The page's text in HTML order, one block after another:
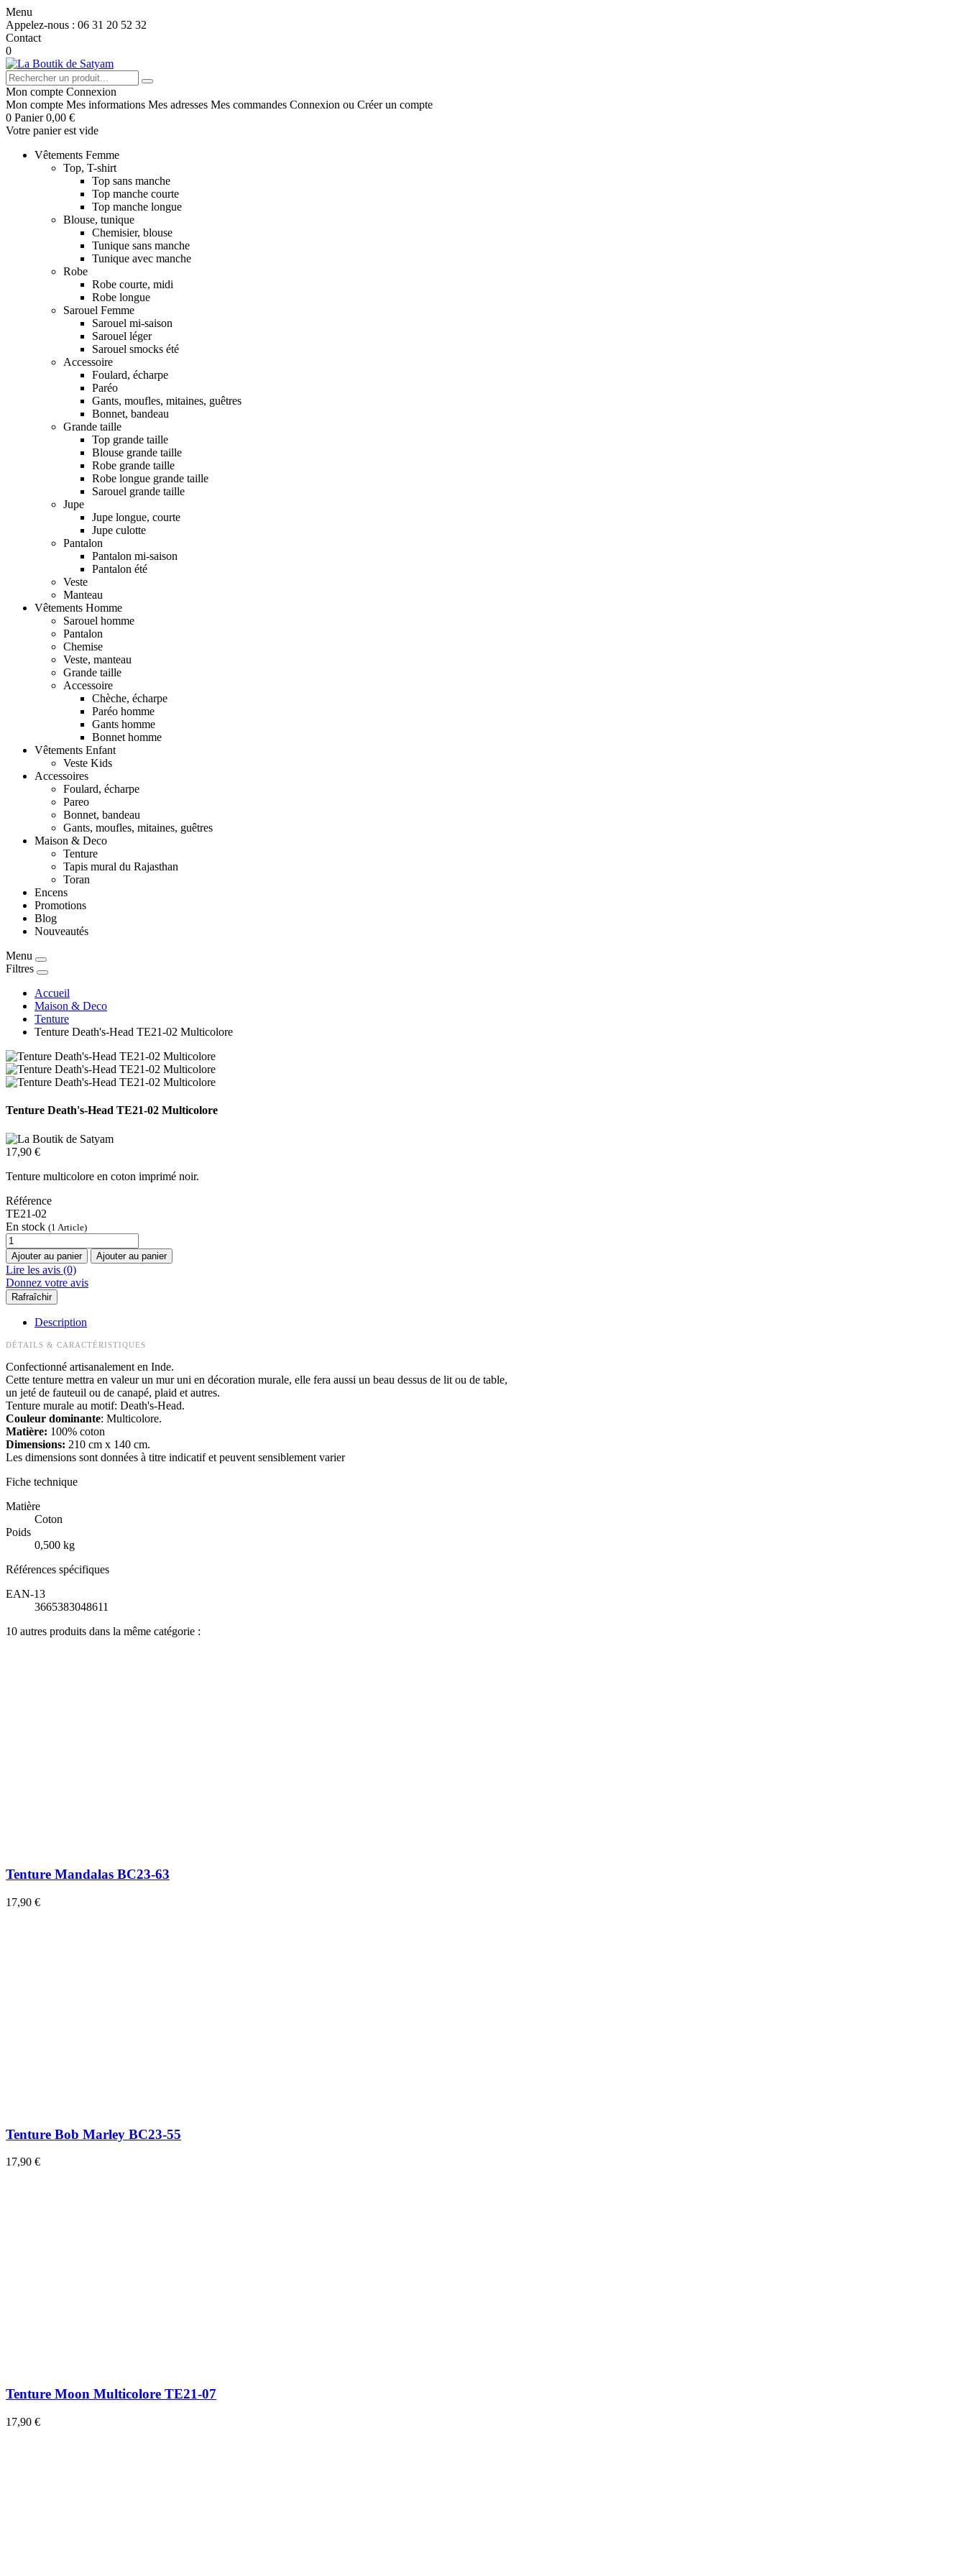
Menu
Appelez-nous : 06 31 20 52 32
Contact
0
Mon compte Connexion
Mon compte Mes informations Mes adresses Mes commandes Connexion ou Créer un compte
0 Panier 0,00 €
Votre panier est vide
Vêtements Femme
Top, T-shirt
Top sans manche
Top manche courte
Top manche longue
Blouse, tunique
Chemisier, blouse
Tunique sans manche
Tunique avec manche
Robe
Robe courte, midi
Robe longue
Sarouel Femme
Sarouel mi-saison
Sarouel léger
Sarouel smocks été
Accessoire
Foulard, écharpe
Paréo
Gants, moufles, mitaines, guêtres
Bonnet, bandeau
Grande taille
Top grande taille
Blouse grande taille
Robe grande taille
Robe longue grande taille
Sarouel grande taille
Jupe
Jupe longue, courte
Jupe culotte
Pantalon
Pantalon mi-saison
Pantalon été
Veste
Manteau
Vêtements Homme
Sarouel homme
Pantalon
Chemise
Veste, manteau
Grande taille
Accessoire
Chèche, écharpe
Paréo homme
Gants homme
Bonnet homme
Vêtements Enfant
Veste Kids
Accessoires
Foulard, écharpe
Pareo
Bonnet, bandeau
Gants, moufles, mitaines, guêtres
Maison & Deco
Tenture
Tapis mural du Rajasthan
Toran
Encens
Promotions
Blog
Nouveautés
Menu
Filtres
Accueil
Maison & Deco
Tenture
Tenture Death's-Head TE21-02 Multicolore
Tenture Death's-Head TE21-02 Multicolore
17,90 €
Tenture multicolore en coton imprimé noir.
Référence
TE21-02
En stock (1 Article)
Ajouter au panier Ajouter au panier
Lire les avis (0)
Donnez votre avis
Description
DÉTAILS & CARACTÉRISTIQUES
Confectionné artisanalement en Inde.
Cette tenture mettra en valeur un mur uni en décoration murale, elle fera aussi un beau dessus de lit ou de table,
un jeté de fauteuil ou de canapé, plaid et autres.
Tenture murale au motif: Death's-Head.
Couleur dominante: Multicolore.
Matière: 100% coton
Dimensions: 210 cm x 140 cm.
Les dimensions sont données à titre indicatif et peuvent sensiblement varier
Fiche technique
Matière
Coton
Poids
0,500 kg
Références spécifiques
EAN-13
3665383048611
10 autres produits dans la même catégorie :
Tenture Mandalas BC23-63
17,90 €
Tenture Bob Marley BC23-55
17,90 €
Tenture Moon Multicolore TE21-07
17,90 €